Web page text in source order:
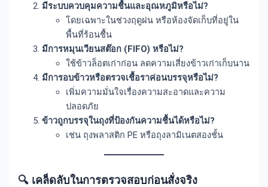
มีระบบควบคุมความชื้นและอุณหภูมิหรือไม่?
โดยเฉพาะในช่วงฤดูฝน หรือห้องจัดเก็บที่อยู่ใน
พื้นที่ร้อนชื้น
มีการหมุนเวียนสต๊อก (FIFO) หรือไม่?
ใช้ข้าวล็อตเก่าก่อน ลดความเสี่ยงข้าวเก่าเก็บนาน
มีการอบข้าวหรือตรวจเชื้อราค่อนบรรจุหรือไม่?
เพิ่มความมั่นใจเรื่องความสะอาดและความ
ปลอดภัย
ข้าวถูกบรรจุในถุงที่ป้องกันความชื้นได้หรือไม่?
เช่น ถุงพลาสติก PE หรือถุงลามิเนตสองชั้น
🔍 เคล็ดลับในการตรวจสอบก่อนสั่งจริง